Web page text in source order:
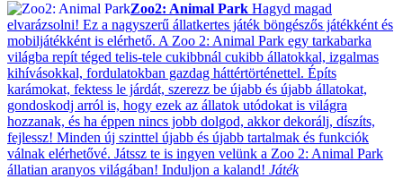
Zoo2: Animal Park Hagyd magad
elvarázsolni! Ez a nagyszerű állatkertes játék böngészős játékként és
mobiljátékként is elérhető. A Zoo 2: Animal Park egy tarkabarka
világba repít téged telis-tele cukibbnál cukibb állatokkal, izgalmas
kihívásokkal, fordulatokban gazdag háttértörténettel. Építs
karámokat, fektess le járdát, szerezz be újabb és újabb állatokat,
gondoskodj arról is, hogy ezek az állatok utódokat is világra
hozzanak, és ha éppen nincs jobb dolgod, akkor dekorálj, díszíts,
fejlessz! Minden új szinttel újabb és újabb tartalmak és funkciók
válnak elérhetővé. Játssz te is ingyen velünk a Zoo 2: Animal Park
állatian aranyos világában! Induljon a kaland! Játék